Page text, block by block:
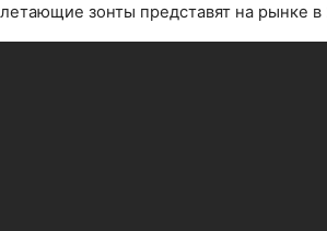
зонты представят на рынке